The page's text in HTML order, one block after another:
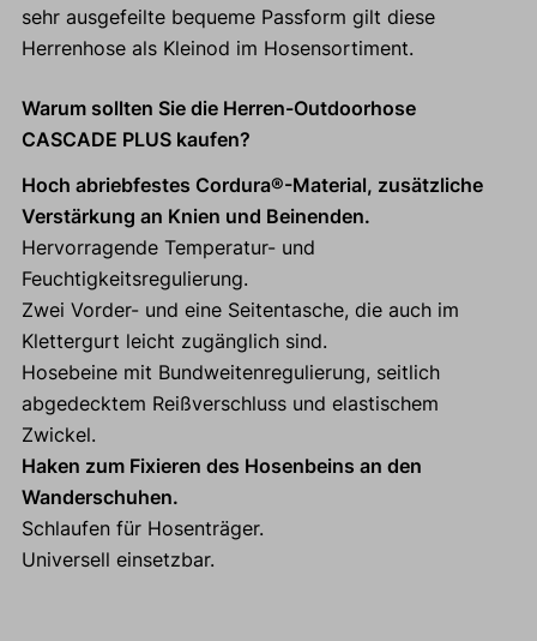
sehr ausgefeilte bequeme Passform gilt diese
Herrenhose als Kleinod im Hosensortiment.
Warum sollten Sie die Herren-Outdoorhose
CASCADE PLUS kaufen?
Hoch abriebfestes Cordura®-Material, zusätzliche
Verstärkung an Knien und Beinenden.
Hervorragende Temperatur- und
Feuchtigkeitsregulierung.
Zwei Vorder- und eine Seitentasche, die auch im
Klettergurt leicht zugänglich sind.
Hosebeine mit Bundweitenregulierung, seitlich
abgedecktem Reißverschluss und elastischem
Zwickel.
Haken zum Fixieren des Hosenbeins an den
Wanderschuhen.
Schlaufen für Hosenträger.
Universell einsetzbar.